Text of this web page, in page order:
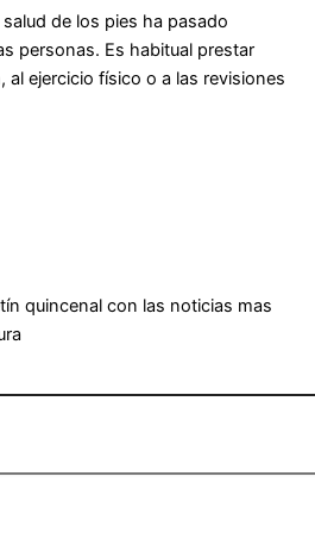
de los pies ha pasado
personas. Es habitual prestar
al ejercicio físico o a las revisiones
quincenal con las noticias mas